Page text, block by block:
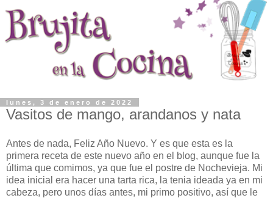
lunes, 3 de enero de 2022
Vasitos de mango, arandanos y nata
Antes de nada, Feliz Año Nuevo. Y es que esta es la
primera receta de este nuevo año en el blog, aunque fue la
última que comimos, ya que fue el postre de Nochevieja. Mi
idea inicial era hacer una tarta rica, la tenia ideada ya en mi
cabeza, pero unos días antes, mi primo positivo, así que le